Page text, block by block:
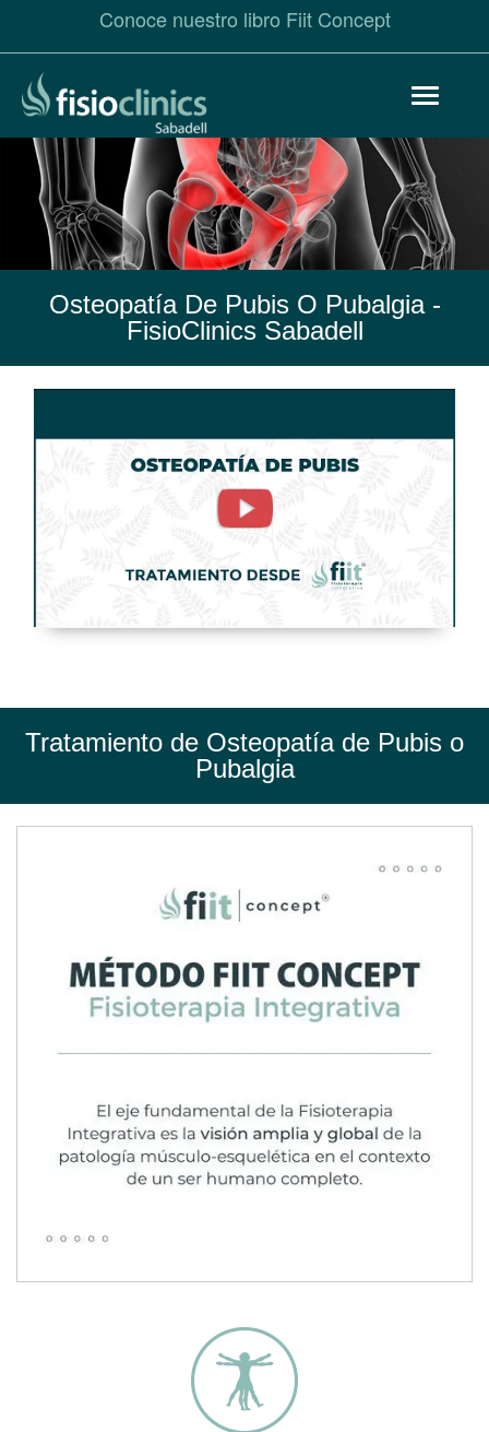
Pasar
contenido
principal
Conoce nuestro libro Fiit Concept
Toggle
Osteopatía De Pubis O Pubalgia-
FisioClinics Sabadell
Osteopatía
de
Tratamiento
de
FisioClinics
Madrid
Tratamiento de Osteopatía de Pubis o
Pubalgia